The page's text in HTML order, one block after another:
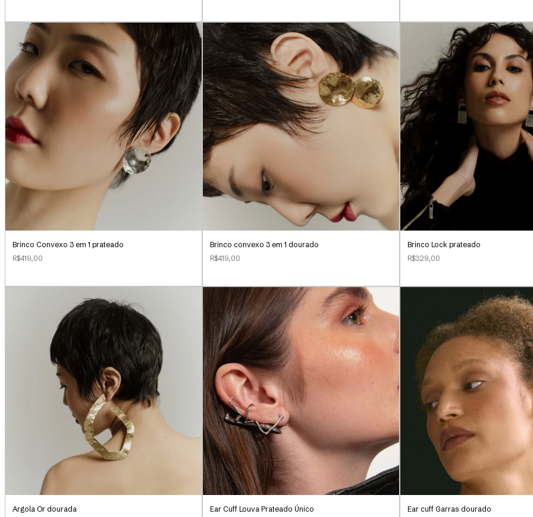
Brinco Convexo 3 em 1 prateado
R$419,00
Brinco convexo 3 em 1 dourado
R$419,00
Brinco Lock prateado
R$329,00
Argola Or dourada
Ear Cuff Louva Prateado Único
Ear cuff Garras dourado